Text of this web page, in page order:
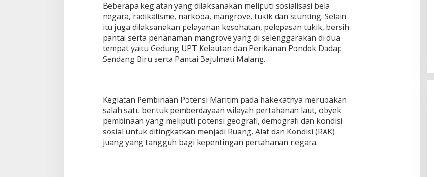
Beberapa kegiatan yang dilaksanakan meliputi sosialisasi bela
negara, radikalisme, narkoba, mangrove, tukik dan stunting. Selain
itu juga dilaksanakan pelayanan kesehatan, pelepasan tukik, bersih
pantai serta penanaman mangrove yang di selenggarakan di dua
tempat yaitu Gedung UPT Kelautan dan Perikanan Pondok Dadap
Sendang Biru serta Pantai Bajulmati Malang.
Kegiatan Pembinaan Potensi Maritim pada hakekatnya merupakan
salah satu bentuk pemberdayaan wilayah pertahanan laut, obyek
pembinaan yang meliputi potensi geografi, demografi dan kondisi
sosial untuk ditingkatkan menjadi Ruang, Alat dan Kondisi (RAK)
juang yang tangguh bagi kepentingan pertahanan negara.